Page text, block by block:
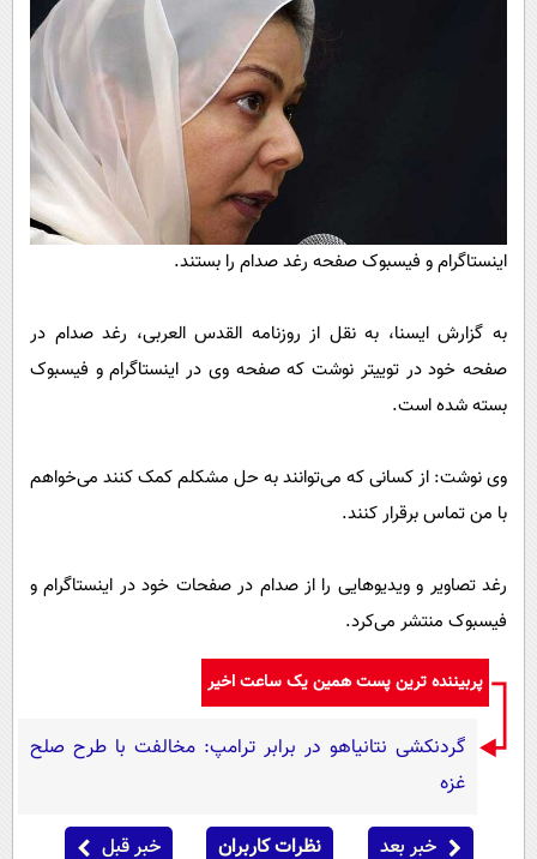
سرگرمی
فناوری
گوناگون
حوادث
محیط زیست
سلامت
بین الملل
اجتماعی
پیامک
روانشناسی
آشپزی
دانلود
اینستاگرام و فیسبوک صفحه رغد صدام را بستند.
به گزارش ایسنا، به نقل از روزنامه القدس العربی، رغد صدام در
صفحه خود در توییتر نوشت که صفحه وی در اینستاگرام و فیسبوک
بسته شده است.
وی نوشت: از کسانی که می‌توانند به حل مشکلم کمک کنند می‌خواهم
با من تماس برقرار کنند.
رغد تصاویر و ویدیو‌هایی را از صدام در صفحات خود در اینستاگرام و
فیسبوک منتشر می‌کرد.
پربیننده ترین پست همین یک ساعت اخیر
گردنکشی نتانیاهو در برابر ترامپ: مخالفت با طرح صلح
غزه
خبر بعد نظرات کاربران خبر قبل